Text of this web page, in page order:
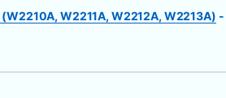
W2211A, W2212A, W2213A) -